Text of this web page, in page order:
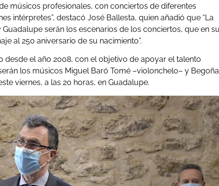
músicos profesionales, con conciertos de diferentes
intérpretes”, destacó José Ballesta, quien añadió que “La
serán los escenarios de los conciertos, que en
al 250 aniversario de su nacimiento”.
desde el año 2008, con el objetivo de apoyar el talento
los músicos Miguel Baró Tomé –violonchelo– y Begoña
viernes, a las 20 horas, en Guadalupe.